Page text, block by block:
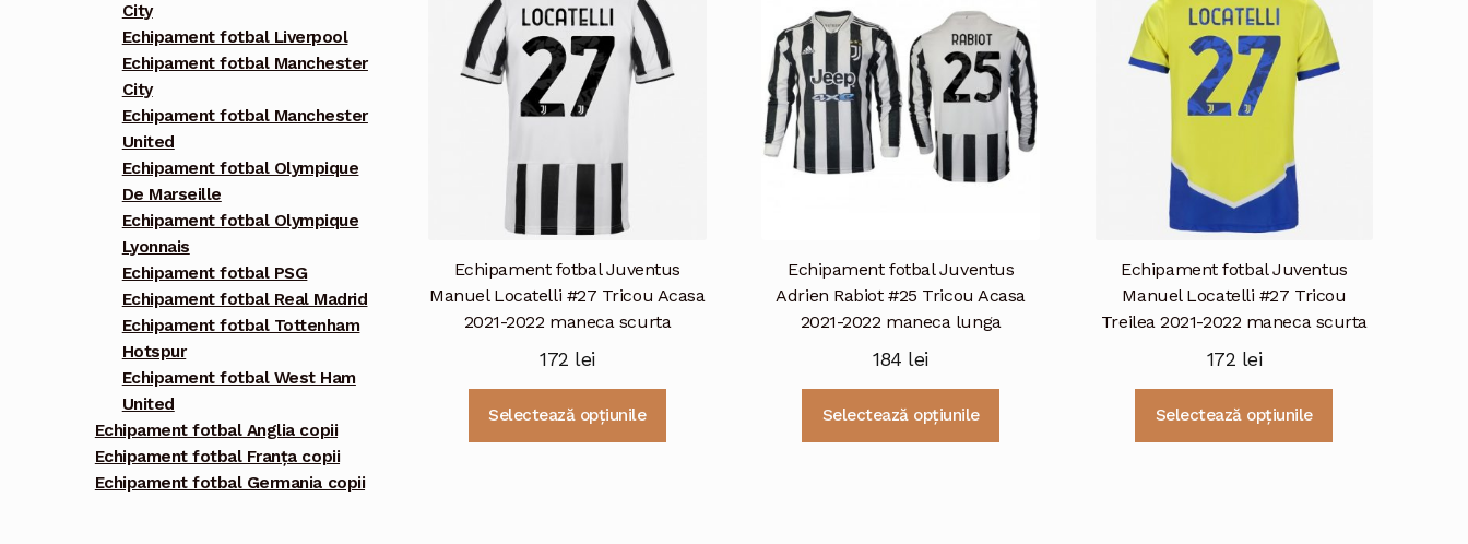
Opțiunile
pot
fi
pot
fi
alese
în
pagina
produsului.
pot
Echipament fotbal Juventus
Manuel Locatelli #27 Tricou Acasa
2021-2022 maneca scurta
172 lei
Selectează opțiunile
Echipament fotbal Juventus
Adrien Rabiot #25 Tricou Acasa
2021-2022 maneca lunga
184 lei
Selectează opțiunile
Echipament fotbal Juventus
Manuel Locatelli #27 Tricou
Treilea 2021-2022 maneca scurta
172 lei
Selectează opțiunile
City
Echipament fotbal Liverpool
Echipament fotbal Manchester
City
Echipament fotbal Manchester
United
Echipament fotbal Olympique
De Marseille
Echipament fotbal Olympique
Lyonnais
Echipament fotbal PSG
Echipament fotbal Real Madrid
Echipament fotbal Tottenham
Hotspur
Echipament fotbal West Ham
United
Echipament fotbal Anglia copii
Echipament fotbal Franța copii
Echipament fotbal Germania copii